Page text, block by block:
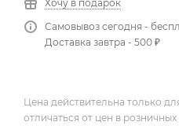
Хочу в подарок
Самовывоз сегодня -
Доставка завтра - 500 ₽
Цена действительна только
отличаться от цен в розничных